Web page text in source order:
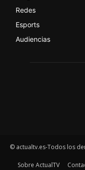
Redes
Esports
Audiencias
© actualtv.es-Todos los
Sobre ActualTV